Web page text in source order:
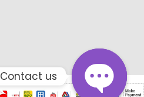
Contact us